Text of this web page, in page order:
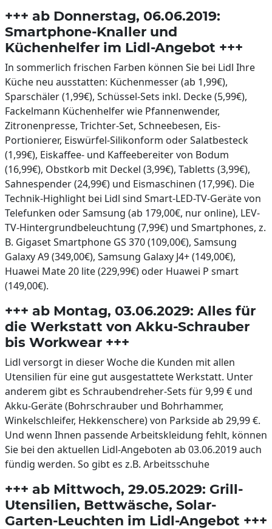
+++ ab Donnerstag, 06.06.2019:
Smartphone-Knaller und
Küchenhelfer im Lidl-Angebot +++
In sommerlich frischen Farben können Sie bei Lidl Ihre
Küche neu ausstatten: Küchenmesser (ab 1,99€),
Sparschäler (1,99€), Schüssel-Sets inkl. Decke (5,99€),
Fackelmann Küchenhelfer wie Pfannenwender,
Zitronenpresse, Trichter-Set, Schneebesen, Eis-
Portionierer, Eiswürfel-Silikonform oder Salatbesteck
(1,99€), Eiskaffee- und Kaffeebereiter von Bodum
(16,99€), Obstkorb mit Deckel (3,99€), Tabletts (3,99€),
Sahnespender (24,99€) und Eismaschinen (17,99€). Die
Technik-Highlight bei Lidl sind Smart-LED-TV-Geräte von
Telefunken oder Samsung (ab 179,00€, nur online), LEV-
TV-Hintergrundbeleuchtung (7,99€) und Smartphones, z.
B. Gigaset Smartphone GS 370 (109,00€), Samsung
Galaxy A9 (349,00€), Samsung Galaxy J4+ (149,00€),
Huawei Mate 20 lite (229,99€) oder Huawei P smart
(149,00€).
+++ ab Montag, 03.06.2029: Alles für
die Werkstatt von Akku-Schrauber
bis Workwear +++
Lidl versorgt in dieser Woche die Kunden mit allen
Utensilien für eine gut ausgestattete Werkstatt. Unter
anderem gibt es Schraubendreher-Sets für 9,99 € und
Akku-Geräte (Bohrschrauber und Bohrhammer,
Winkelschleifer, Hekkenschere) von Parkside ab 29,99 €.
Und wenn Ihnen passende Arbeitskleidung fehlt, können
Sie bei den aktuellen Lidl-Angeboten ab 03.06.2019 auch
fündig werden. So gibt es z.B. Arbeitsschuhe
+++ ab Mittwoch, 29.05.2029: Grill-
Utensilien, Bettwäsche, Solar-
Garten-Leuchten im Lidl-Angebot +++